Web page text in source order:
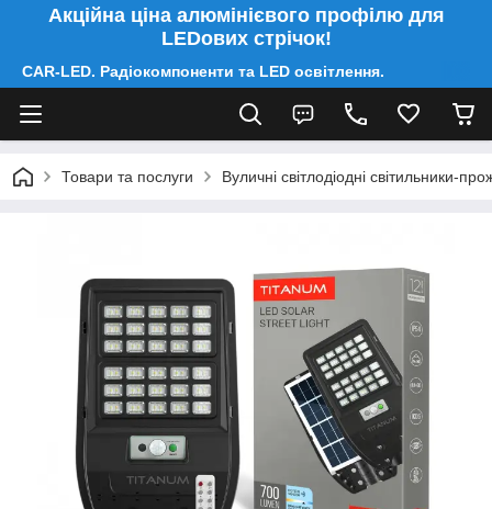
Акційна ціна алюмінієвого профілю для
LEDових стрічок!
CAR-LED. Радіокомпоненти та LED освітлення.
Товари та послуги Вуличні світлодіодні світильники-